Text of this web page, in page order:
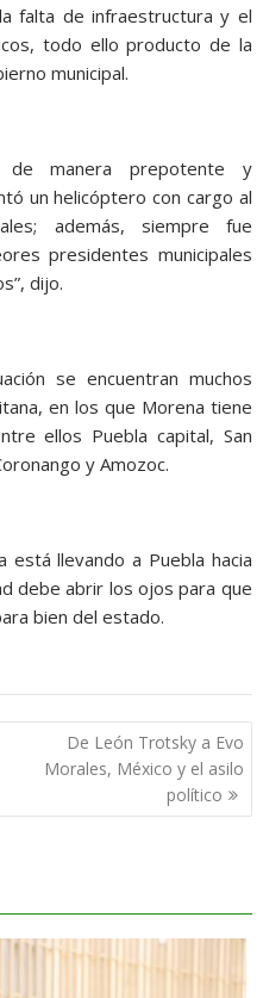
falta de infraestructura y el
todo ello producto de la
municipal.
de manera prepotente y
un helicóptero con cargo al
además, siempre fue
presidentes municipales
dijo.
se encuentran muchos
en los que Morena tiene
ellos Puebla capital, San
y Amozoc.
está llevando a Puebla hacia
debe abrir los ojos para que
bien del estado.
De León Trotsky a Evo
Morales, México y el asilo
político